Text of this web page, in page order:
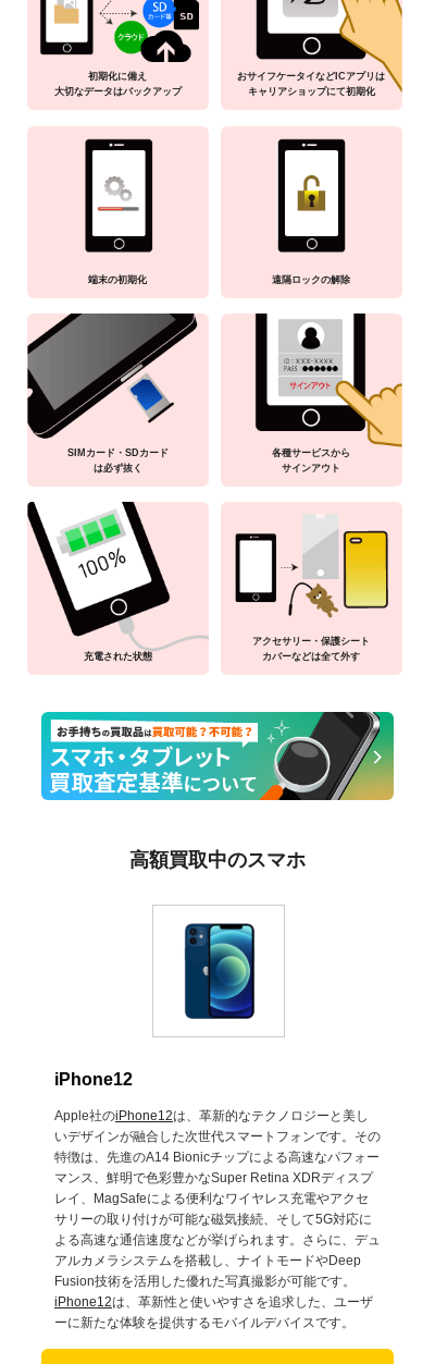
初期化に備え
大切なデータはバックアップ
おサイフケータイなどICアプリは
キャリアショップにて初期化
端末の初期化 遠隔ロックの解除
SIMカード・SDカード
は必ず抜く
各種サービスから
サインアウト
充電された状態
アクセサリー・保護シート
カバーなどは全て外す
高額買取中のスマホ
iPhone12
Apple社のiPhone12は、革新的なテクノロジーと美し
いデザインが融合した次世代スマートフォンです。その
特徴は、先進のA14 Bionicチップによる高速なパフォー
マンス、鮮明で色彩豊かなSuper Retina XDRディスプ
レイ、MagSafeによる便利なワイヤレス充電やアクセ
サリーの取り付けが可能な磁気接続、そして5G対応に
よる高速な通信速度などが挙げられます。さらに、デュ
アルカメラシステムを搭載し、ナイトモードやDeep
Fusion技術を活用した優れた写真撮影が可能です。
iPhone12は、革新性と使いやすさを追求した、ユーザ
ーに新たな体験を提供するモバイルデバイスです。